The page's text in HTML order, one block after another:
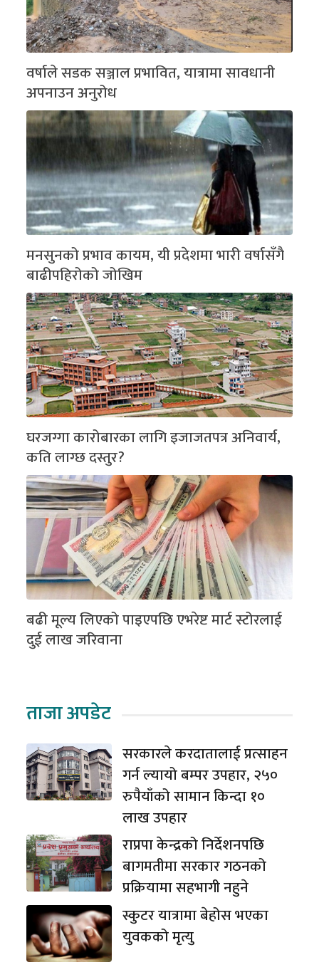
वर्षाले सडक सञ्जाल प्रभावित, यात्रामा सावधानी
अपनाउन अनुरोध
मनसुनको प्रभाव कायम, यी प्रदेशमा भारी वर्षासँगै
बाढीपहिरोको जोखिम
घरजग्गा कारोबारका लागि इजाजतपत्र अनिवार्य,
कति लाग्छ दस्तुर?
बढी मूल्य लिएको पाइएपछि एभरेष्ट मार्ट स्टोरलाई
दुई लाख जरिवाना
ताजा अपडेट
सरकारले करदातालाई प्रत्साहन
गर्न ल्यायो बम्पर उपहार, २५०
रुपैयाँको सामान किन्दा १०
लाख उपहार
राप्रपा केन्द्रको निर्देशनपछि
बागमतीमा सरकार गठनको
प्रक्रियामा सहभागी नहुने
स्कुटर यात्रामा बेहोस भएका
युवकको मृत्यु